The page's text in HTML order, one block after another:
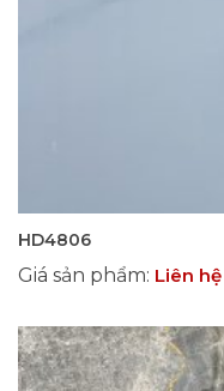
HD4806
Giá sản phẩm: Liên hệ